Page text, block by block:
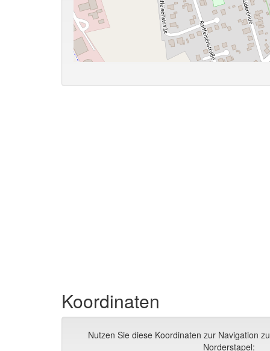
Koordinaten
Nutzen Sie diese Koordinaten zur Navigation
Norderstapel: